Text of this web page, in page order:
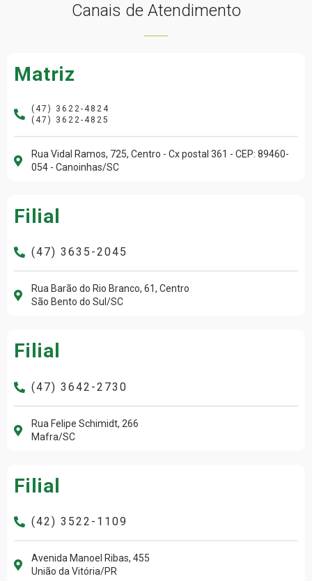
Canais de Atendimento
Matriz
(47) 3622-4824
(47) 3622-4825
Rua Vidal Ramos, 725, Centro - Cx postal 361 - CEP: 89460-
054 - Canoinhas/SC
Filial
(47) 3635-2045
Rua Barão do Rio Branco, 61, Centro
São Bento do Sul/SC
Filial
(47) 3642-2730
Rua Felipe Schimidt, 266
Mafra/SC
Filial
(42) 3522-1109
Avenida Manoel Ribas, 455
União da Vitória/PR